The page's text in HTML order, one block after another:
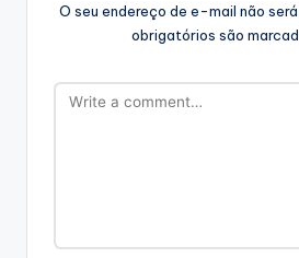
O seu endereço de e-mail não será
obrigatórios são